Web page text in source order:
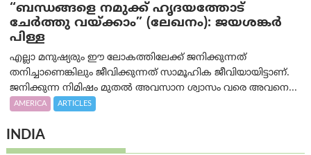
“ബന്ധങ്ങളെ നമുക്ക് ഹൃദയത്തോട്
ചേർത്തു വയ്ക്കാം” (ലേഖനം): ജയശങ്കര്‍
പിള്ള
എല്ലാ മനുഷ്യരും ഈ ലോകത്തിലേക്ക് ജനിക്കുന്നത്
തനിച്ചാണെങ്കിലും ജീവിക്കുന്നത് സാമൂഹിക ജീവിയായിട്ടാണ്.
ജനിക്കുന്ന നിമിഷം മുതൽ അവസാന ശ്വാസം വരെ അവനെ...
AMERICA ARTICLES
INDIA